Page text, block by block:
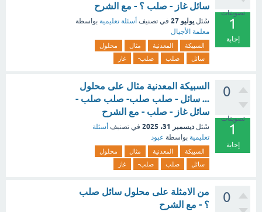
تصويتات
1
إجابة
سائل غاز - صلب ؟ - مع الشرح
سُئل يوليو 27 في تصنيف أسئلة تعليمية بواسطة
معلمة الأجيال
السبيكة المعدنية مثال
محلول
سائل
صلب صلب- غاز
0
تصويتات
1
إجابة
السبيكة المعدنية مثال على محلول
... سائل - صلب صلب- صلب صلب -
سائل غاز - صلب - مع الشرح
سُئل ديسمبر 31، 2025 في تصنيف أسئلة
تعليمية بواسطة عبود
السبيكة المعدنية مثال
محلول
سائل
صلب صلب- غاز
0
من الامثلة على محلول سائل صلب
؟ - مع الشرح